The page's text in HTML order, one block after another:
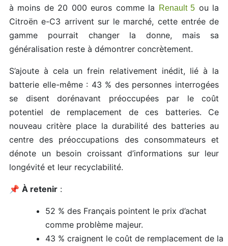
à moins de 20 000 euros comme la
Renault 5 ou la
Citroën e-C3 arrivent sur le marché, cette entrée de
gamme pourrait changer la donne, mais sa
généralisation reste à démontrer concrètement.
S’ajoute à cela un frein relativement inédit, lié à la
batterie elle-même : 43 % des personnes interrogées
se disent dorénavant préoccupées par le coût
potentiel de remplacement de ces batteries. Ce
nouveau critère place la durabilité des batteries au
centre des préoccupations des consommateurs et
dénote un besoin croissant d’informations sur leur
longévité et leur recyclabilité.
📌 À retenir :
52 % des Français pointent le prix d’achat
comme problème majeur.
43 % craignent le coût de remplacement de la